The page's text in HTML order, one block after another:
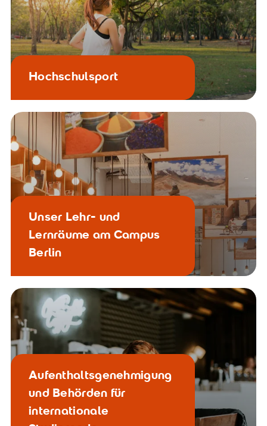
Hochschulsport
Studium
Unser Lehr- und
Lernräume am Campus
Berlin
Aufenthaltsgenehmigung
und Behörden für
internationale